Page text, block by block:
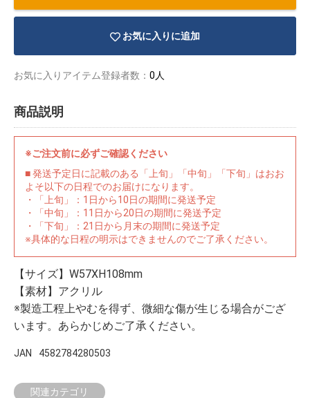
お気に入りに追加
お気に入りアイテム登録者数： 0人
商品説明
※ご注文前に必ずご確認ください
■ 発送予定日に記載のある「上旬」「中旬」「下旬」はおお
よそ以下の日程でのお届けになります。
・「上旬」：1日から10日の期間に発送予定
・「中旬」：11日から20日の期間に発送予定
・「下旬」：21日から月末の期間に発送予定
※具体的な日程の明示はできませんのでご了承ください。
【サイズ】W57XH108mm
【素材】アクリル
※製造工程上やむを得ず、微細な傷が生じる場合がござ
います。あらかじめご了承ください。
JAN 4582784280503
関連カテゴリ
イラストレ
ーター
アダルトグ
ッズ